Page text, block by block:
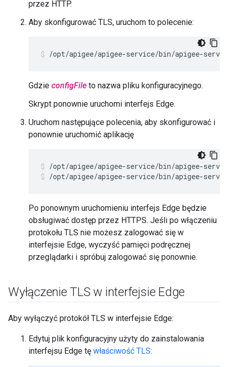
przez HTTP.
Aby skonfigurować TLS, uruchom to polecenie:
/opt/apigee/apigee-service/bin/apigee-
Gdzie configFile to nazwa pliku konfiguracyjnego.
Skrypt ponownie uruchomi interfejs Edge.
Uruchom następujące polecenia, aby skonfigurować i
ponownie uruchomić aplikację
/opt/apigee/apigee-service/bin/apigee-
/opt/apigee/apigee-service/bin/apigee-
Po ponownym uruchomieniu interfejs Edge będzie
obsługiwać dostęp przez HTTPS. Jeśli po włączeniu
protokołu TLS nie możesz zalogować się w
interfejsie Edge, wyczyść pamięci podręcznej
przeglądarki i spróbuj zalogować się ponownie.
Wyłączenie TLS w interfejsie Edge
Aby wyłączyć protokół TLS w interfejsie Edge:
Edytuj plik konfiguracyjny użyty do zainstalowania
interfejsu Edge tę właściwość TLS: